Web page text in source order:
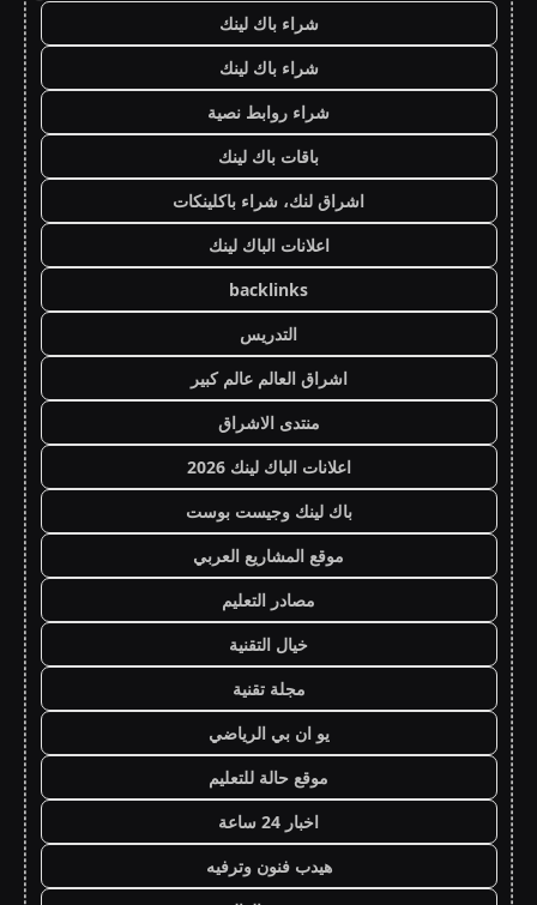
شراء باك لينك
شراء باك لينك
شراء روابط نصية
باقات باك لينك
اشراق لنك، شراء باكلينكات
اعلانات الباك لينك
backlinks
التدريس
اشراق العالم عالم كبير
منتدى الاشراق
اعلانات الباك لينك 2026
باك لينك وجيست بوست
موقع المشاريع العربي
مصادر التعليم
خيال التقنية
مجلة تقنية
يو ان بي الرياضي
موقع حالة للتعليم
اخبار 24 ساعة
هيدب فنون وترفيه